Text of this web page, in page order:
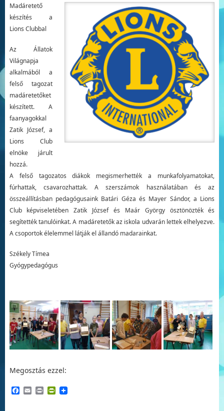
Madáretető
készítés a
Lions Clubbal
Az Állatok
Világnapja
alkalmából a
felső tagozat
madáretetőket
készített. A
faanyagokkal
Zatik József, a
Lions Club
elnöke járult
hozzá.
A felső tagozatos diákok megismerhették a munkafolyamatokat,
fúrhattak, csavarozhattak. A szerszámok használatában és az
összeállításban pedagógusaink Batári Géza és Mayer Sándor, a Lions
Club képviseletében Zatik József és Maár György ösztönözték és
segítették tanulóinkat. A madáretetők az iskola udvarán lettek elhelyezve.
A csoportok élelemmel látják el állandó madarainkat.
Székely Tímea
Gyógypedagógus
Megosztás ezzel:
Facebook
EmailPrintPrintFriendly